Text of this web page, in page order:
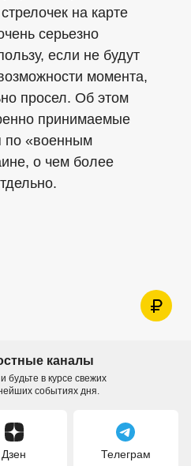
на карте
серьезно
если не будут
момента,
просел. Об этом
принимаемые
по «военным
о чем более
каналы
будьте в курсе свежих
событиях дня.
Дзен Телеграм